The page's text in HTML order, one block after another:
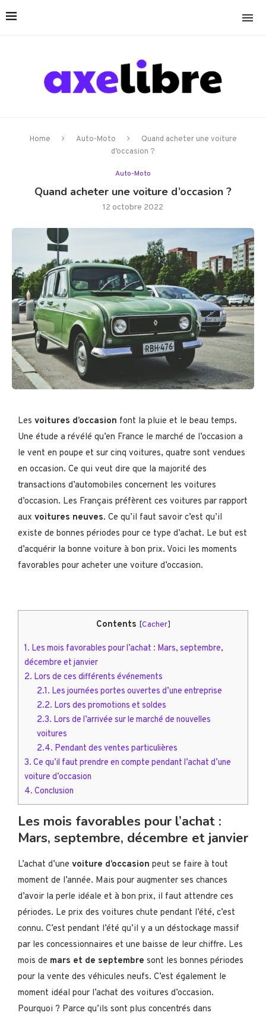
Home Auto-Moto
Quand acheter une voiture
d’occasion ?
Auto-Moto
Quand acheter une voiture d’occasion ?
12 octobre 2022
Les voitures d’occasion font la pluie et le beau temps.
Une étude a révélé qu’en France le marché de l’occasion a
le vent en poupe et sur cinq voitures, quatre sont vendues
en occasion. Ce qui veut dire que la majorité des
transactions d’automobiles concernent les voitures
d’occasion. Les Français préfèrent ces voitures par rapport
aux voitures neuves. Ce qu’il faut savoir c’est qu’il
existe de bonnes périodes pour ce type d’achat. Le but est
d’acquérir la bonne voiture à bon prix. Voici les moments
favorables pour acheter une voiture d’occasion.
Contents [Cacher]
1. Les mois favorables pour l’achat : Mars, septembre,
décembre et janvier
2. Lors de ces différents événements
2.1. Les journées portes ouvertes d’une entreprise
2.2. Lors des promotions et soldes
2.3. Lors de l’arrivée sur le marché de nouvelles
voitures
2.4. Pendant des ventes particulières
3. Ce qu’il faut prendre en compte pendant l’achat d’une
voiture d’occasion
4. Conclusion
Les mois favorables pour l’achat :
Mars, septembre, décembre et janvier
L’achat d’une voiture d’occasion peut se faire à tout
moment de l’année. Mais pour augmenter ses chances
d’avoir la perle idéale et à bon prix, il faut attendre ces
périodes. Le prix des voitures chute pendant l’été, c’est
connu. C’est pendant l’été qu’il y a un déstockage massif
par les concessionnaires et une baisse de leur chiffre. Les
mois de mars et de septembre sont les bonnes périodes
pour la vente des véhicules neufs. C’est également le
moment idéal pour l’achat des voitures d’occasion.
Pourquoi ? Parce qu’ils sont plus concentrés dans